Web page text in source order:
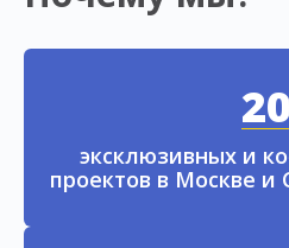
20
эксклюзивных и
проектов в Москве и